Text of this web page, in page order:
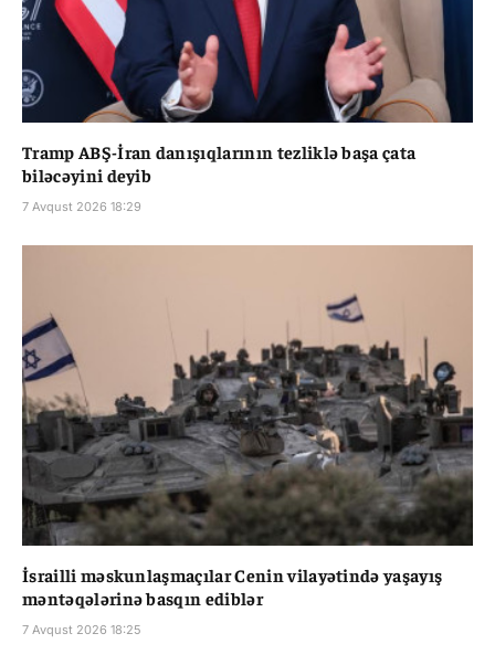
Tramp ABŞ-İran danışıqlarının tezliklə başa çata
biləcəyini deyib
7 Avqust 2026 18:29
İsrailli məskunlaşmaçılar Cenin vilayətində yaşayış
məntəqələrinə basqın ediblər
7 Avqust 2026 18:25